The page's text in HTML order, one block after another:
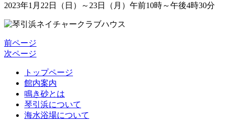
2023年1月22日（日）～23日（月）午前10時～午後4時30分
前ページ
次ページ
トップページ
館内案内
鳴き砂とは
琴引浜について
海水浴場について